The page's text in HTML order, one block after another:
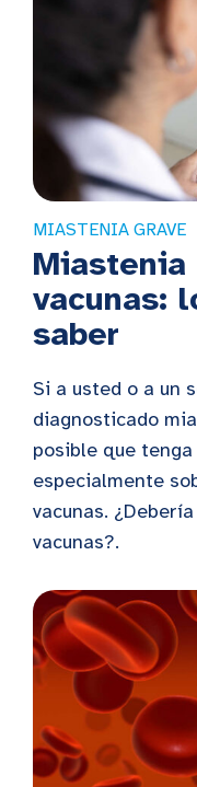
MIASTENIA GRAVE
vacunas:
saber
Si a usted o a un
diagnosticado
posible que
especialmente
vacunas.
vacunas?.